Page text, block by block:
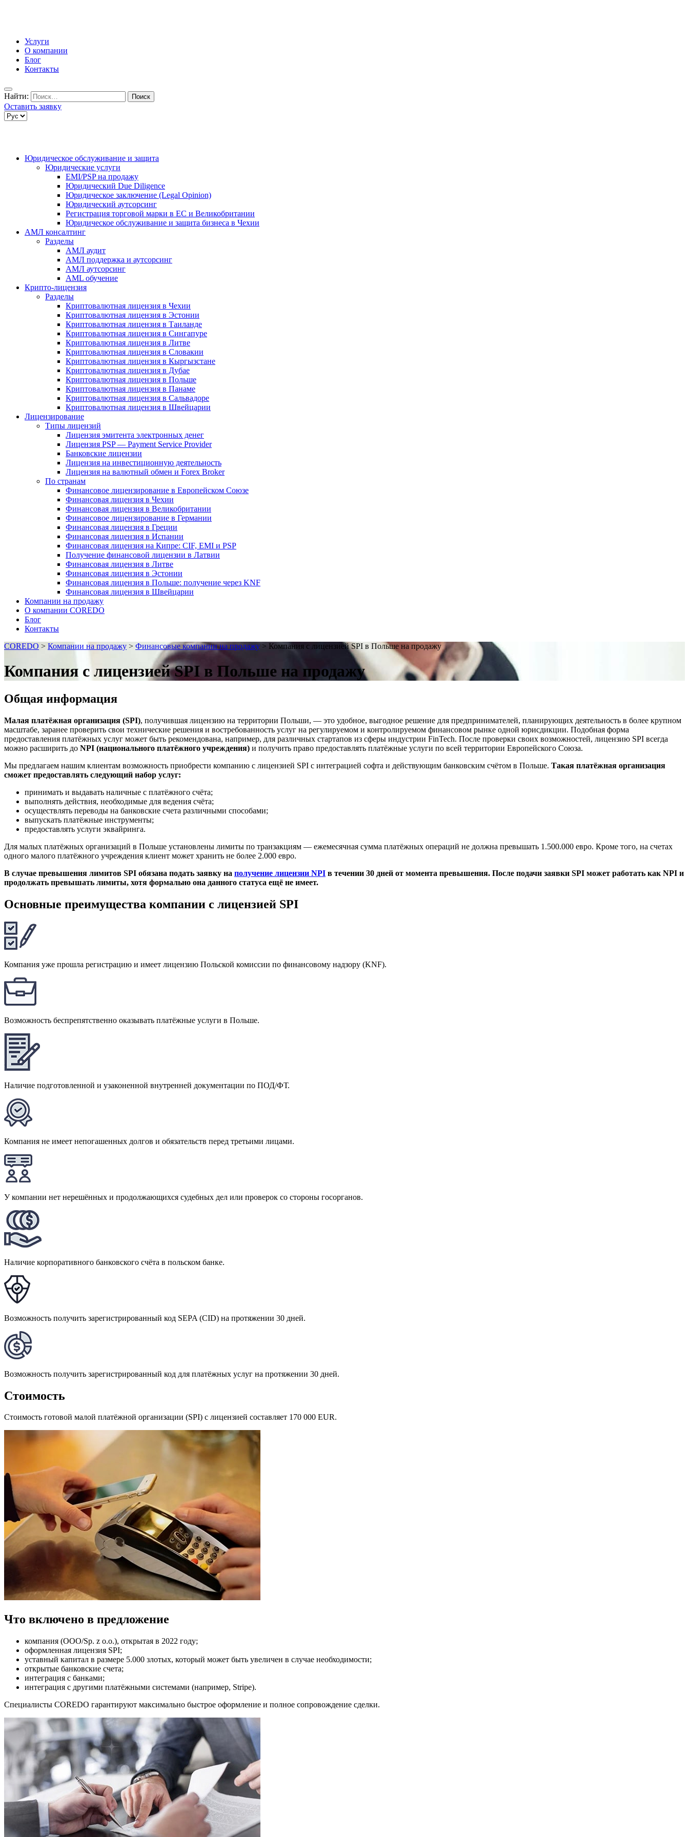
Услуги
О компании
Блог
Контакты
Найти:
Оставить заявку
Юридическое обслуживание и защита
Юридические услуги
EMI/PSP на продажу
Юридический Due Diligence
Юридическое заключение (Legal Opinion)
Юридический аутсорсинг
Регистрация торговой марки в ЕС и Великобритании
Юридическое обслуживание и защита бизнеса в Чехии
АМЛ консалтинг
Разделы
АМЛ аудит
АМЛ поддержка и аутсорсинг
АМЛ аутсорсинг
AML обучение
Крипто-лицензия
Разделы
Криптовалютная лицензия в Чехии
Криптовалютная лицензия в Эстонии
Криптовалютная лицензия в Таиланде
Криптовалютная лицензия в Сингапуре
Криптовалютная лицензия в Литве
Криптовалютная лицензия в Словакии
Криптовалютная лицензия в Кыргызстане
Криптовалютная лицензия в Дубае
Криптовалютная лицензия в Польше
Криптовалютная лицензия в Панаме
Криптовалютная лицензия в Сальвадоре
Криптовалютная лицензия в Швейцарии
Лицензирование
Типы лицензий
Лицензия эмитента электронных денег
Лицензия PSP — Payment Service Provider
Банковские лицензии
Лицензия на инвестиционную деятельность
Лицензия на валютный обмен и Forex Broker
По странам
Финансовое лицензирование в Европейском Союзе
Финансовая лицензия в Чехии
Финансовая лицензия в Великобритании
Финансовое лицензирование в Германии
Финансовая лицензия в Греции
Финансовая лицензия в Испании
Финансовая лицензия на Кипре: CIF, EMI и PSP
Получение финансовой лицензии в Латвии
Финансовая лицензия в Литве
Финансовая лицензия в Эстонии
Финансовая лицензия в Польше: получение через KNF
Финансовая лицензия в Швейцарии
Компании на продажу
О компании COREDO
Блог
Контакты
COREDO > Компании на продажу > Финансовые компании на продажу > Компания с лицензией SPI в Польше на продажу
Компания с лицензией SPI в Польше на продажу
Общая информация
Малая платёжная организация (SPI), получившая лицензию на территории Польши, — это удобное, выгодное решение для предпринимателей, планирующих деятельность в более крупном
масштабе, заранее проверить свои технические решения и востребованность услуг на регулируемом и контролируемом финансовом рынке одной юрисдикции. Подобная форма
предоставления платёжных услуг может быть рекомендована, например, для различных стартапов из сферы индустрии FinTech. После проверки своих возможностей, лицензию SPI всегда
можно расширить до NPI (национального платёжного учреждения) и получить право предоставлять платёжные услуги по всей территории Европейского Союза.
Мы предлагаем нашим клиентам возможность приобрести компанию с лицензией SPI с интеграцией софта и действующим банковским счётом в Польше. Такая платёжная организация
сможет предоставлять следующий набор услуг:
принимать и выдавать наличные с платёжного счёта;
выполнять действия, необходимые для ведения счёта;
осуществлять переводы на банковские счета различными способами;
выпускать платёжные инструменты;
предоставлять услуги эквайринга.
Для малых платёжных организаций в Польше установлены лимиты по транзакциям — ежемесячная сумма платёжных операций не должна превышать 1.500.000 евро. Кроме того, на счетах
одного малого платёжного учреждения клиент может хранить не более 2.000 евро.
В случае превышения лимитов SPI обязана подать заявку на получение лицензии NPI в течении 30 дней от момента превышения. После подачи заявки SPI может работать как NPI и
продолжать превышать лимиты, хотя формально она данного статуса ещё не имеет.
Основные преимущества компании с лицензией SPI
Компания уже прошла регистрацию и имеет лицензию Польской комиссии по финансовому надзору (KNF).
Возможность беспрепятственно оказывать платёжные услуги в Польше.
Наличие подготовленной и узаконенной внутренней документации по ПОД/ФТ.
Компания не имеет непогашенных долгов и обязательств перед третьими лицами.
У компании нет нерешённых и продолжающихся судебных дел или проверок со стороны госорганов.
Наличие корпоративного банковского счёта в польском банке.
Возможность получить зарегистрированный код SEPA (CID) на протяжении 30 дней.
Возможность получить зарегистрированный код для платёжных услуг на протяжении 30 дней.
Стоимость
Стоимость готовой малой платёжной организации (SPI) с лицензией составляет 170 000 EUR.
Что включено в предложение
компания (ООО/Sp. z o.o.), открытая в 2022 году;
оформленная лицензия SPI;
уставный капитал в размере 5.000 злотых, который может быть увеличен в случае необходимости;
открытые банковские счета;
интеграция с банками;
интеграция с другими платёжными системами (например, Stripe).
Специалисты COREDO гарантируют максимально быстрое оформление и полное сопровождение сделки.